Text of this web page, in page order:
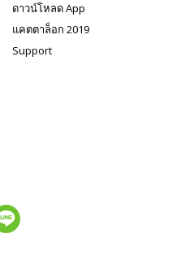
ดาวน์โหลด App
แคตตาล็อก 2019
Support